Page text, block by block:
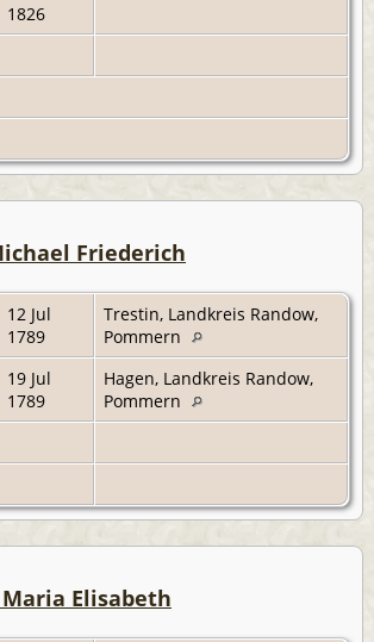
1826
Friederich
12 Jul
1789
Trestin, Landkreis Randow,
Pommern
19 Jul
1789
Hagen, Landkreis Randow,
Pommern
Elisabeth